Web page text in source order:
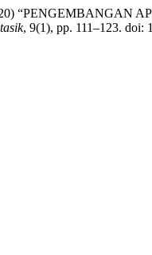
, 9(1), pp. 111–123. doi: